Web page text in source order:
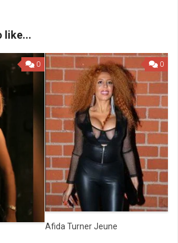
like...
0 0
Afida Turner Jeune